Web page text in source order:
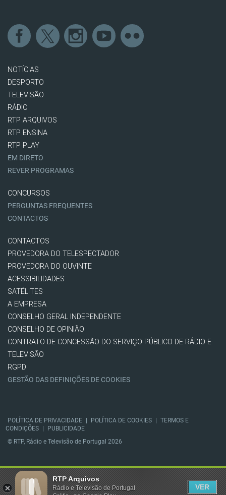
NOTÍCIAS
DESPORTO
TELEVISÃO
RÁDIO
RTP ARQUIVOS
RTP ENSINA
RTP PLAY
EM DIRETO
REVER PROGRAMAS
CONCURSOS
PERGUNTAS FREQUENTES
CONTACTOS
CONTACTOS
PROVEDORA DO TELESPECTADOR
PROVEDORA DO OUVINTE
ACESSIBILIDADES
SATÉLITES
A EMPRESA
CONSELHO GERAL INDEPENDENTE
CONSELHO DE OPINIÃO
CONTRATO DE CONCESSÃO DO SERVIÇO PÚBLICO DE RÁDIO E
TELEVISÃO
RGPD
GESTÃO DAS DEFINIÇÕES DE COOKIES
POLÍTICA DE PRIVACIDADE POLÍTICA DE COOKIES
TERMOS E
CONDIÇÕES
PUBLICIDADE
© RTP, Rádio e Televisão de Portugal 2026
RTP Arquivos
Rádio e Televisão de Portugal
VER